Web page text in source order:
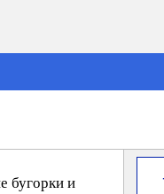
бугорки и